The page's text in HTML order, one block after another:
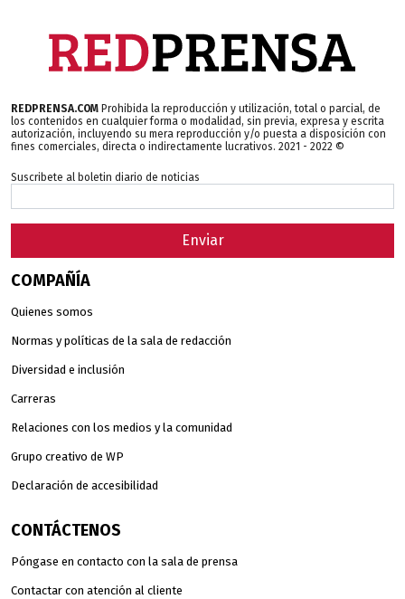
REDPRENSA.COM Prohibida la reproducción y utilización, total o parcial, de
los contenidos en cualquier forma o modalidad, sin previa, expresa y escrita
autorización, incluyendo su mera reproducción y/o puesta a disposición con
fines comerciales, directa o indirectamente lucrativos. 2021 - 2022 ©
Suscribete al boletin diario de noticias
Enviar
COMPAÑÍA
Quienes somos
Normas y políticas de la sala de redacción
Diversidad e inclusión
Carreras
Relaciones con los medios y la comunidad
Grupo creativo de WP
Declaración de accesibilidad
CONTÁCTENOS
Póngase en contacto con la sala de prensa
Contactar con atención al cliente